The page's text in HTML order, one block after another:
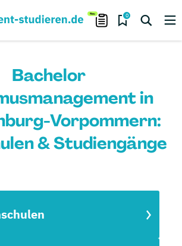
0
Bachelor
in
Vorpommern:
& Studiengänge